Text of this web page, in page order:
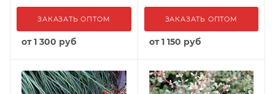
ЗАКАЗАТЬ ОПТОМ
от1 300 руб
ЗАКАЗАТЬ ОПТОМ
от1 150 руб